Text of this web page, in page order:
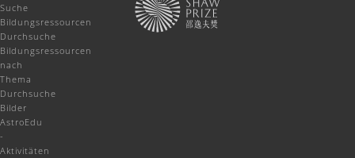
Suche
Bildungsressourcen
Durchsuche
Bildungsressourcen
nach
Thema
Durchsuche
Bilder
AstroEdu
-
Aktivitäten